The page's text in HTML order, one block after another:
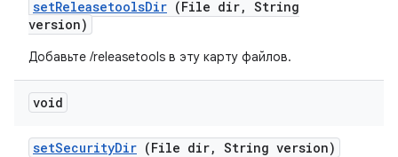
setReleasetoolsDir (File dir, String
version)
Добавьте /releasetools в эту карту файлов.
void
setSecurityDir (File dir, String version)